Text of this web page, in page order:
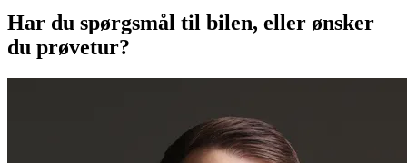
Har du spørgsmål til bilen, eller ønsker
du prøvetur?